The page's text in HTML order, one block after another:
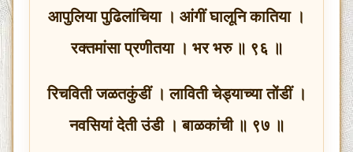
आपुलिया पुढिलांचिया । आंगीं घालूनि कातिया ।
रक्तमांसा प्रणीतया । भर भरु ॥ ९६ ॥
रिचविती जळतकुंडीं । लाविती चेड्याच्या तोंडीं ।
नवसियां देती उंडी । बाळकांची ॥ ९७ ॥